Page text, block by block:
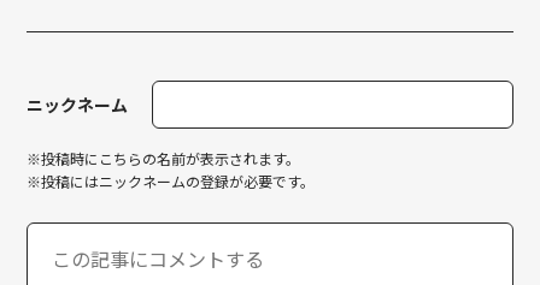
ニックネーム
※投稿時にこちらの名前が表示されます。
※投稿にはニックネームの登録が必要です。